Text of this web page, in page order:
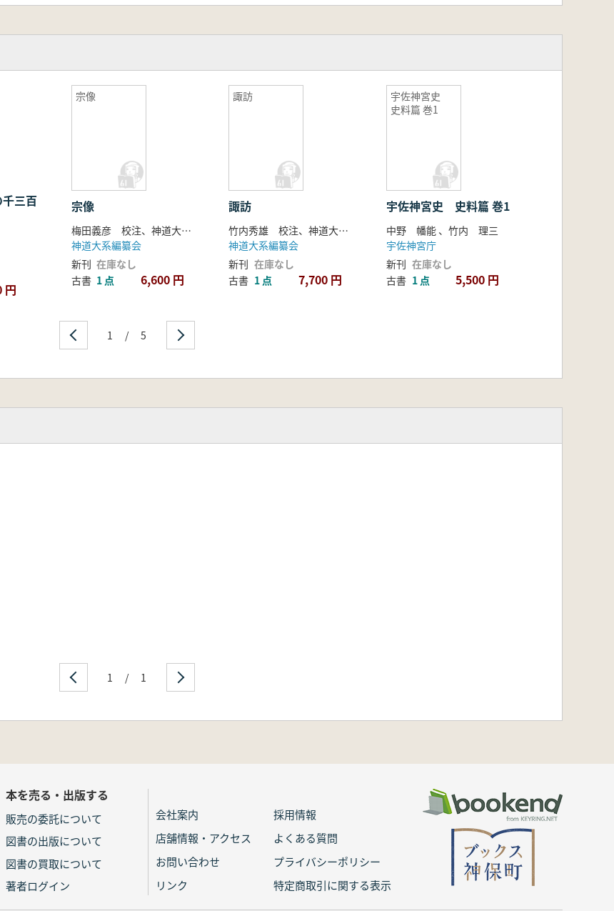
三百
円
宗像
宗像
梅田義彦 校注、神道大系編纂会 編
神道大系編纂会
新刊 在庫なし
古書 1 点 6,600 円
諏訪
諏訪
竹内秀雄 校注、神道大系編纂会 編
神道大系編纂会
新刊 在庫なし
古書 1 点 7,700 円
宇佐神宮史
史料篇 巻1
宇佐神宮史 史料篇 巻1
中野 幡能 、竹内 理三
宇佐神宮庁
新刊 在庫なし
古書 1 点 5,500 円
1 / 5
1 / 1
本を売る・出版する
販売の委託について
図書の出版について
図書の買取について
著者ログイン
会社案内
採用情報
店舗情報・アクセス
よくある質問
お問い合わせ
プライバシーポリシー
リンク
特定商取引に関する表示